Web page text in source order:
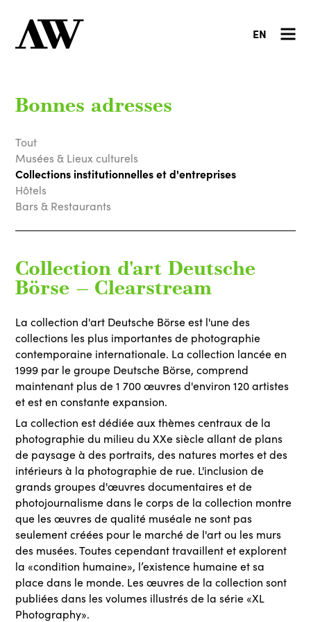
EN
Bonnes adresses
Tout
Musées & Lieux culturels
Collections institutionnelles et d'entreprises
Hôtels
Bars & Restaurants
Collection d'art Deutsche
Börse — Clearstream
La collection d'art Deutsche Börse est l'une des
collections les plus importantes de photographie
contemporaine internationale. La collection lancée en
1999 par le groupe Deutsche Börse, comprend
maintenant plus de 1 700 œuvres d'environ 120 artistes
et est en constante expansion.
La collection est dédiée aux thèmes centraux de la
photographie du milieu du XXe siècle allant de plans
de paysage à des portraits, des natures mortes et des
intérieurs à la photographie de rue. L'inclusion de
grands groupes d'œuvres documentaires et de
photojournalisme dans le corps de la collection montre
que les œuvres de qualité muséale ne sont pas
seulement créées pour le marché de l'art ou les murs
des musées. Toutes cependant travaillent et explorent
la «condition humaine», l’existence humaine et sa
place dans le monde. Les œuvres de la collection sont
publiées dans les volumes illustrés de la série «XL
Photography».